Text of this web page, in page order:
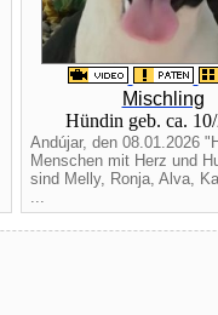
Mischling
Hündin geb. ca.
Andújar, den 08.01.2026
Menschen mit Herz und
sind Melly, Ronja, Alva,
...